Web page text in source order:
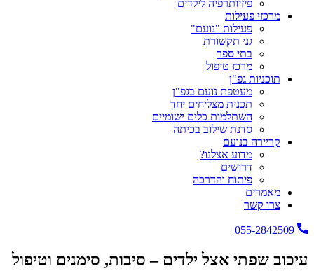
פיזיותרפיה לילדים
מרכזי פעילות
פעילות "נועם"
גני תקשורת
בתי ספר
מרכז טיפול
תוכניות גפ"ן
מעטפת נועם בגפ"ן
תכנית מצליחים יחד
השתלמות כלים ישומיים
סדנת שילוב בכיתה
קריירה בנועם
מדוע אצלנו?
דרושים
פיתוח והדרכה
מאמרים
צרו קשר
055-2842509
עיכוב שפתי אצל ילדים – סיבות, סימנים וטיפול